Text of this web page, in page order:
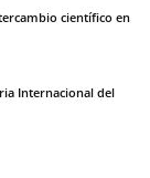
científico en
Internacional del